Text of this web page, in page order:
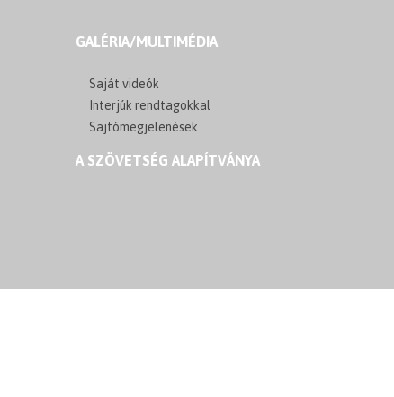
GALÉRIA/MULTIMÉDIA
Saját videók
Interjúk rendtagokkal
Sajtómegjelenések
A SZÖVETSÉG ALAPÍTVÁNYA